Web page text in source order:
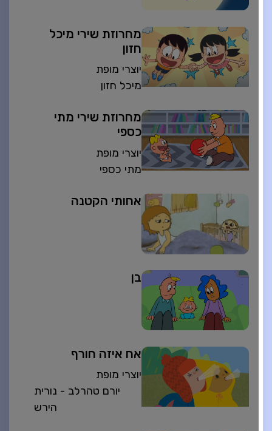
מחרוזת שירי מיכל
חזון
יוצרי מופת
מיכל חזון
מחרוזת שירי מתי
כספי
יוצרי מופת
מתי כספי
אחותי הקטנה
בן
אח איזה חורף
יוצרי מופת
יורם טהרלב - נורית
הירש